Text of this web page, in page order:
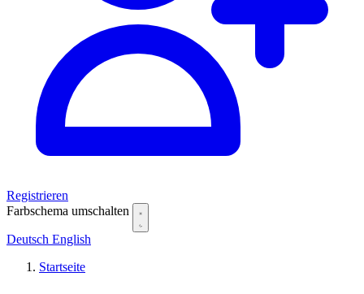
Registrieren
Farbschema umschalten
Deutsch English
Startseite